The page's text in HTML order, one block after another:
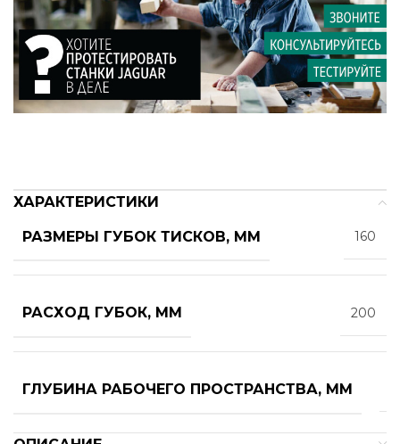
ХАРАКТЕРИСТИКИ
РАЗМЕРЫ ГУБОК ТИСКОВ, ММ 160
РАСХОД ГУБОК, ММ 200
ГЛУБИНА РАБОЧЕГО ПРОСТРАНСТВА, ММ